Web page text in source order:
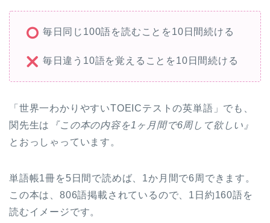
毎日同じ100語を読むことを10日間続ける
毎日違う10語を覚えることを10日間続ける
「世界一わかりやすいTOEICテストの英単語」でも、
関先生は
『この本の内容を1ヶ月間で6周して欲しい』
とおっしゃっています。
単語帳1冊を5日間で読めば、1か月間で6周できます。
この本は、806語掲載されているので、1日約160語を
読むイメージです。
英語コーチングランキン
グ